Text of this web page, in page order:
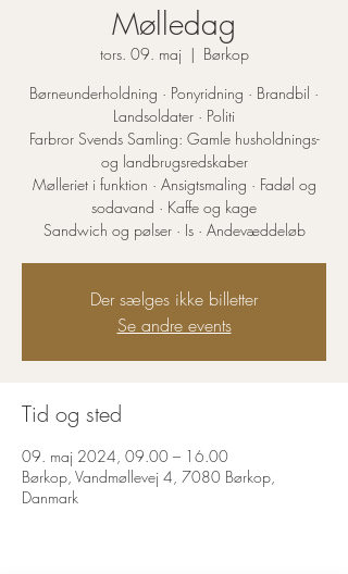
Mølledag
tors. 09. maj
  |
Børkop
Børneunderholdning · Ponyridning · Brandbil ·
Landsoldater · Politi
Farbror Svends Samling: Gamle husholdnings-
og landbrugsredskaber
Mølleriet i funktion · Ansigtsmaling · Fadøl og
sodavand · Kaffe og kage
Sandwich og pølser · Is · Andevæddeløb
Der sælges ikke billetter
Se andre events
Tid og sted
09. maj 2024, 09.00 – 16.00
Børkop, Vandmøllevej 4, 7080 Børkop,
Danmark